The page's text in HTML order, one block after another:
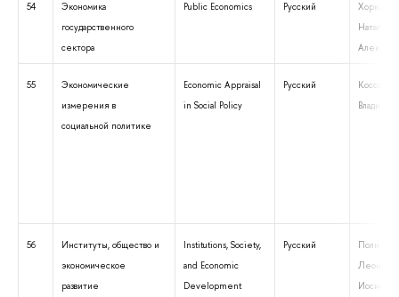
54
Экономика
государственного
сектора
Public Economics Русский
Хоркина
Наталья
55
Экономические
измерения в
социальной политике
Economic Appraisal
in Social Policy
Русский
Коссова
56
Институты, общество и
экономическое
развитие
Institutions, Society,
and Economic
Development
Русский
Полищук
Леонид